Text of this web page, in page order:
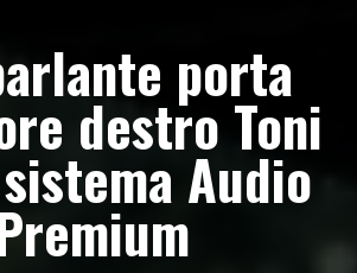
porta
destro Toni
Audio